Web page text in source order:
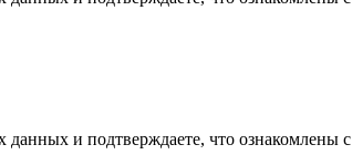
и подтверждаете, что ознакомлены с